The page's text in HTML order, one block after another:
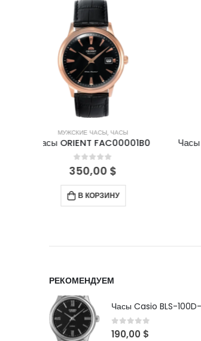
МУЖСКИЕ ЧАСЫ
Часы ORIENT FAC08003A0
0 out of 5
250,00
В КОРЗИНУ
РЕКОМЕНДУЕМ
Часы Casio BLS-
0out of 5
190,00 $